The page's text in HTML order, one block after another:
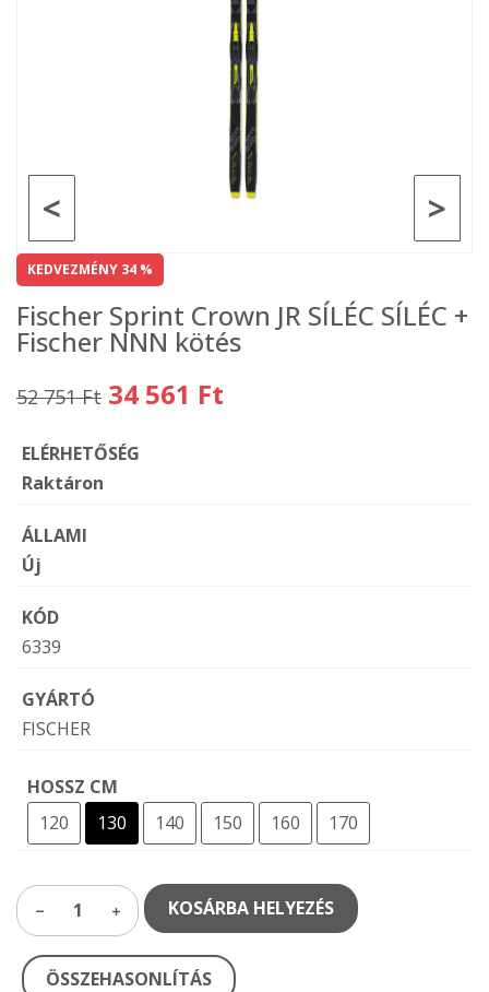
>
<
KEDVEZMÉNY 34 %
Fischer Sprint Crown JR SÍLÉC SÍLÉC +
Fischer NNN kötés
52 751 Ft 34 561 Ft
ELÉRHETŐSÉG
Raktáron
ÁLLAMI
Új
KÓD
6339
GYÁRTÓ
FISCHER
HOSSZ CM
120
130 140 150 160 170
1 KOSÁRBA HELYEZÉS
ÖSSZEHASONLÍTÁS